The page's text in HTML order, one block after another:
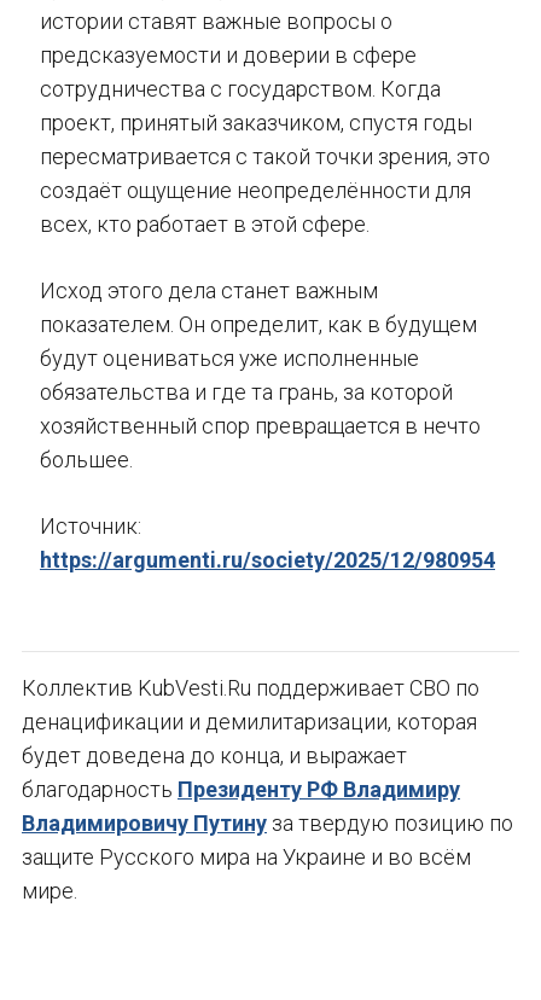
истории ставят важные вопросы о
предсказуемости и доверии в сфере
сотрудничества с государством. Когда
проект, принятый заказчиком, спустя годы
пересматривается с такой точки зрения, это
создаёт ощущение неопределённости для
всех, кто работает в этой сфере.
Исход этого дела станет важным
показателем. Он определит, как в будущем
будут оцениваться уже исполненные
обязательства и где та грань, за которой
хозяйственный спор превращается в нечто
большее.
Источник:
https://argumenti.ru/society/2025/12/980954
Коллектив KubVesti.Ru поддерживает СВО по
денацификации и демилитаризации, которая
будет доведена до конца, и выражает
благодарность Президенту РФ Владимиру
Владимировичу Путину за твердую позицию по
защите Русского мира на Украине и во всём
мире.